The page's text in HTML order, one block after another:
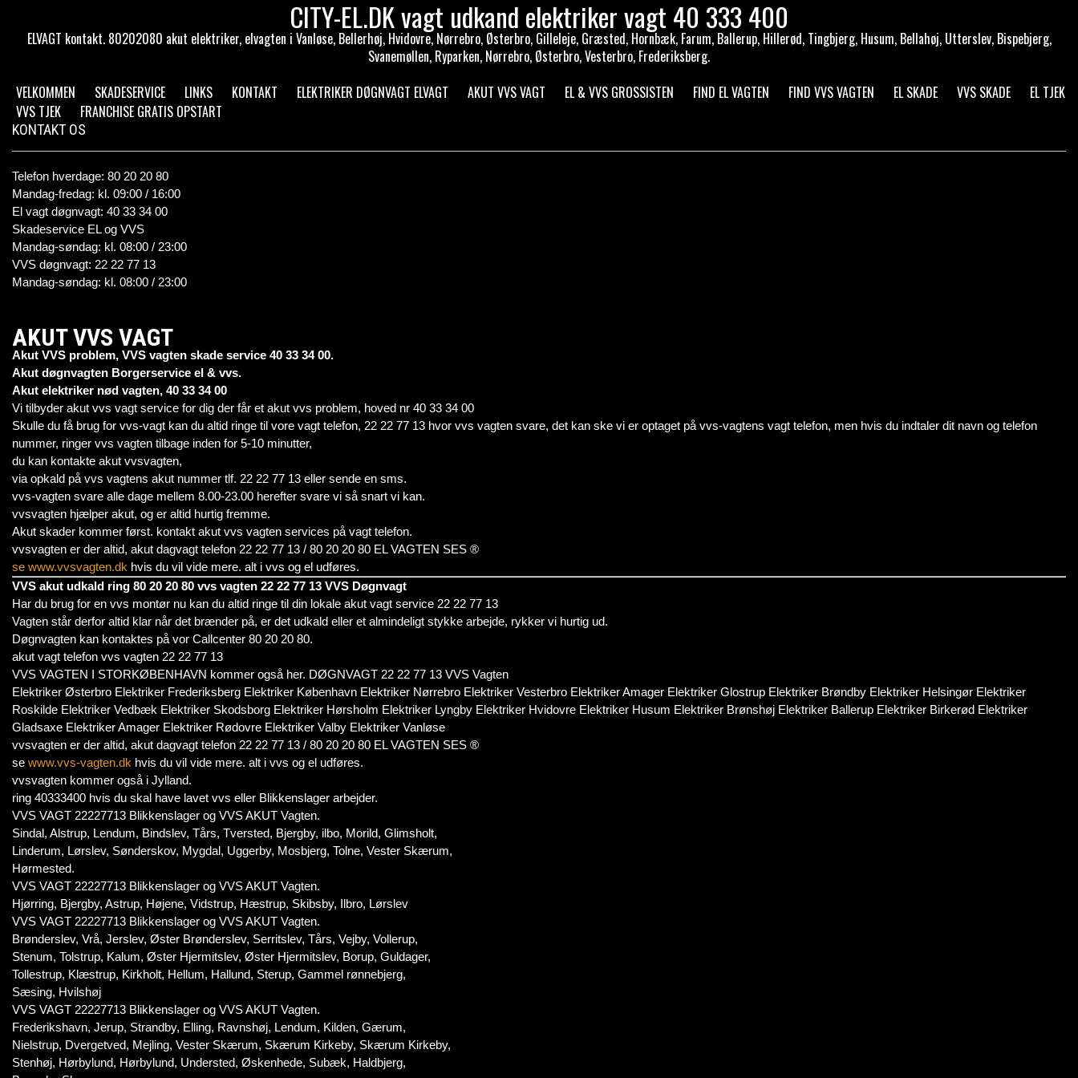
CITY-EL.DK vagt udkand elektriker vagt 40 333 400
ELVAGT kontakt. 80202080 akut elektriker, elvagten i Vanløse, Bellerhøj, Hvidovre, Nørrebro, Østerbro, Gilleleje, Græsted, Hornbæk, Farum, Ballerup, Hillerød, Tingbjerg, Husum, Bellahøj, Utterslev, Bispebjerg,
Svanemøllen, Ryparken, Nørrebro, Østerbro, Vesterbro, Frederiksberg.
VELKOMMEN
SKADESERVICE LINKS KONTAKT ELEKTRIKER DØGNVAGT ELVAGT AKUT VVS VAGT EL & VVS GROSSISTEN FIND EL VAGTEN FIND VVS VAGTEN EL SKADE VVS SKADE
EL TJEK
VVS TJEK
FRANCHISE GRATIS OPSTART
KONTAKT OS
Telefon hverdage: 80 20 20 80
Mandag-fredag: kl. 09:00 / 16:00
El vagt døgnvagt: 40 33 34 00
Skadeservice EL og VVS
Mandag-søndag: kl. 08:00 / 23:00
VVS døgnvagt: 22 22 77 13
Mandag-søndag: kl. 08:00 / 23:00
AKUT VVS VAGT
Akut VVS problem, VVS vagten skade service 40 33 34 00.
Akut døgnvagten Borgerservice el & vvs.
Akut elektriker nød vagten, 40 33 34 00
Vi tilbyder akut vvs vagt service for dig der får et akut vvs problem, hoved nr 40 33 34 00
Skulle du få brug for vvs-vagt kan du altid ringe til vore vagt telefon, 22 22 77 13 hvor vvs vagten svare, det kan ske vi er optaget på vvs-vagtens vagt telefon, men hvis du indtaler dit navn og telefon
nummer, ringer vvs vagten tilbage inden for 5-10 minutter,
du kan kontakte akut vvsvagten,
via opkald på vvs vagtens akut nummer tlf. 22 22 77 13 eller sende en sms.
vvs-vagten svare alle dage mellem 8.00-23.00 herefter svare vi så snart vi kan.
vvsvagten hjælper akut, og er altid hurtig fremme.
Akut skader kommer først. kontakt akut vvs vagten services på vagt telefon.
vvsvagten er der altid, akut dagvagt telefon 22 22 77 13 / 80 20 20 80 EL VAGTEN SES ®
se www.vvsvagten.dk hvis du vil vide mere. alt i vvs og el udføres.
VVS akut udkald ring 80 20 20 80 vvs vagten 22 22 77 13 VVS Døgnvagt
Har du brug for en vvs montør nu kan du altid ringe til din lokale akut vagt service 22 22 77 13
Vagten står derfor altid klar når det brænder på, er det udkald eller et almindeligt stykke arbejde, rykker vi hurtig ud.
Døgnvagten kan kontaktes på vor Callcenter 80 20 20 80.
akut vagt telefon vvs vagten 22 22 77 13
VVS VAGTEN I STORKØBENHAVN kommer også her. DØGNVAGT 22 22 77 13 VVS Vagten
Elektriker Østerbro Elektriker Frederiksberg Elektriker København Elektriker Nørrebro Elektriker Vesterbro Elektriker Amager Elektriker Glostrup Elektriker Brøndby Elektriker Helsingør Elektriker
Roskilde Elektriker Vedbæk Elektriker Skodsborg Elektriker Hørsholm Elektriker Lyngby Elektriker Hvidovre Elektriker Husum Elektriker Brønshøj Elektriker Ballerup Elektriker Birkerød Elektriker
Gladsaxe Elektriker Amager Elektriker Rødovre Elektriker Valby Elektriker Vanløse
vvsvagten er der altid, akut dagvagt telefon 22 22 77 13 / 80 20 20 80 EL VAGTEN SES ®
se www.vvs-vagten.dk hvis du vil vide mere. alt i vvs og el udføres.
vvsvagten kommer også i Jylland.
ring 40333400 hvis du skal have lavet vvs eller Blikkenslager arbejder.
VVS VAGT 22227713 Blikkenslager og VVS AKUT Vagten.
Sindal, Alstrup, Lendum, Bindslev, Tårs, Tversted, Bjergby, ilbo, Morild, Glimsholt,
Linderum, Lørslev, Sønderskov, Mygdal, Uggerby, Mosbjerg, Tolne, Vester Skærum,
Hørmested.
VVS VAGT 22227713 Blikkenslager og VVS AKUT Vagten.
Hjørring, Bjergby, Astrup, Højene, Vidstrup, Hæstrup, Skibsby, Ilbro, Lørslev
VVS VAGT 22227713 Blikkenslager og VVS AKUT Vagten.
Brønderslev, Vrå, Jerslev, Øster Brønderslev, Serritslev, Tårs, Vejby, Vollerup,
Stenum, Tolstrup, Kalum, Øster Hjermitslev, Øster Hjermitslev, Borup, Guldager,
Tollestrup, Klæstrup, Kirkholt, Hellum, Hallund, Sterup, Gammel rønnebjerg,
Sæsing, Hvilshøj
VVS VAGT 22227713 Blikkenslager og VVS AKUT Vagten.
Frederikshavn, Jerup, Strandby, Elling, Ravnshøj, Lendum, Kilden, Gærum,
Nielstrup, Dvergetved, Mejling, Vester Skærum, Skærum Kirkeby, Skærum Kirkeby,
Stenhøj, Hørbylund, Hørbylund, Understed, Øskenhede, Subæk, Haldbjerg,